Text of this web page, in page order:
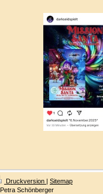
Druckversion | Sitemap
Schönberger